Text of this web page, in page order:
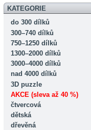
KATEGORIE
do 300 dílků
300–740 dílků
750–1250 dílků
1300–2000 dílků
3000–4000 dílků
nad 4000 dílků
3D puzzle
AKCE (sleva až 40 %)
čtvercová
dětská
dřevěná